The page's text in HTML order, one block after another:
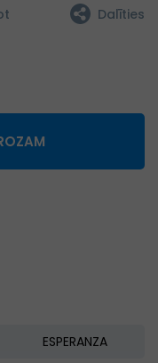
Dalīties
ESPERANZA